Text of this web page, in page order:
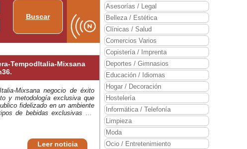
Buscar
Mixsana
Mixsana negocio de éxito
y metodología exclusiva que
fidelizado en un ambiente
de bebidas exclusivas así
Leer noticia
Asesorías / Legal
Belleza / Estética
Clínicas / Salud
Comercios Varios
Copistería / Imprenta
Deportes / Gimnasios
Educación / Idiomas
Hogar / Decoración
Hostelería
Informática / Telefonía
Limpieza
Moda
Ocio / Entretenimiento